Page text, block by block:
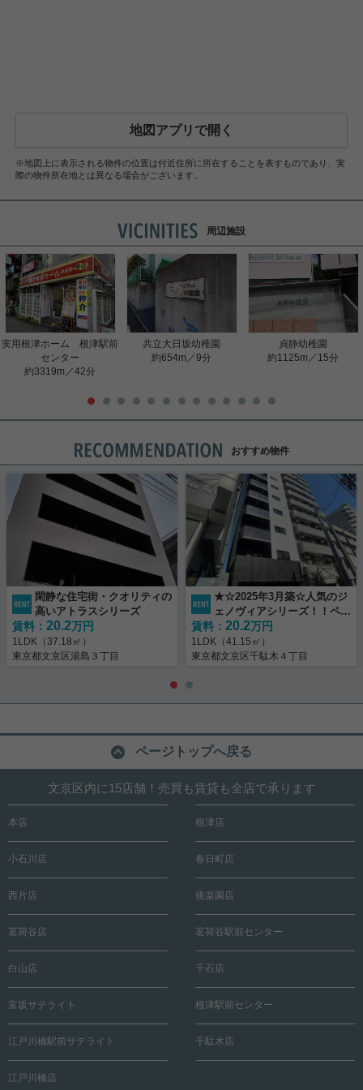
地図アプリで開く
※地図上に表示される物件の位置は付近住所に所在することを表すものであり、実
際の物件所在地とは異なる場合がございます。
周辺施設
実用根津ホーム 根津駅前
センター
約3319m／42分
共立大日坂幼稚園
約654m／9分
貞静幼稚園
約1125m／15分
おすすめ物件
閑静な住宅街・クオリティの
高いアトラスシリーズ
賃料： 20.2万円
1LDK（37.18㎡）
東京都文京区湯島３丁目
★☆2025年3月築☆人気のジ
ェノヴィアシリーズ！！ペッ
ト飼育可能☆★
賃料： 20.2万円
1LDK（41.15㎡）
東京都文京区千駄木４丁目
ページトップへ戻る
文京区内に15店舗！売買も賃貸も全店で承ります
本店 根津店
小石川店 春日町店
西片店 後楽園店
茗荷谷店 茗荷谷駅前センター
白山店 千石店
富坂サテライト 根津駅前センター
江戸川橋駅前サテライト 千駄木店
江戸川橋店